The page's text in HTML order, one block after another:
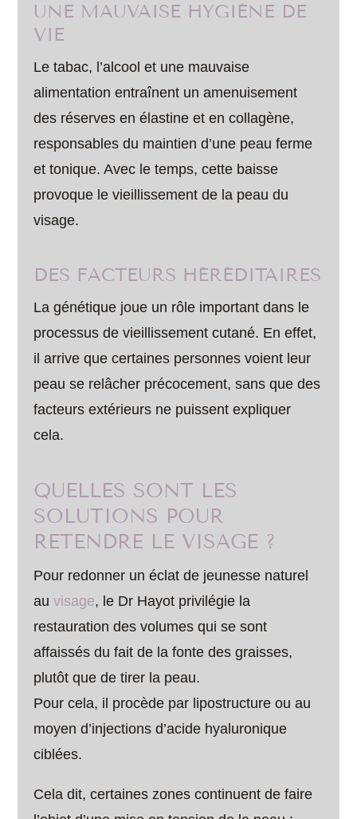
UNE MAUVAISE HYGIÈNE DE
VIE
Le tabac, l’alcool et une mauvaise
alimentation entraînent un amenuisement
des réserves en élastine et en collagène,
responsables du maintien d’une peau ferme
et tonique. Avec le temps, cette baisse
provoque le vieillissement de la peau du
visage.
DES FACTEURS HÉRÉDITAIRES
La génétique joue un rôle important dans le
processus de vieillissement cutané. En effet,
il arrive que certaines personnes voient leur
peau se relâcher précocement, sans que des
facteurs extérieurs ne puissent expliquer
cela.
QUELLES SONT LES
SOLUTIONS POUR
RETENDRE LE VISAGE ?
Pour redonner un éclat de jeunesse naturel
auvisage, le Dr Hayot privilégie la
restauration des volumes qui se sont
affaissés du fait de la fonte des graisses,
plutôt que de tirer la peau.
Pour cela, il procède par lipostructure ou au
moyen d’injections d’acide hyaluronique
ciblées.
Cela dit, certaines zones continuent de faire